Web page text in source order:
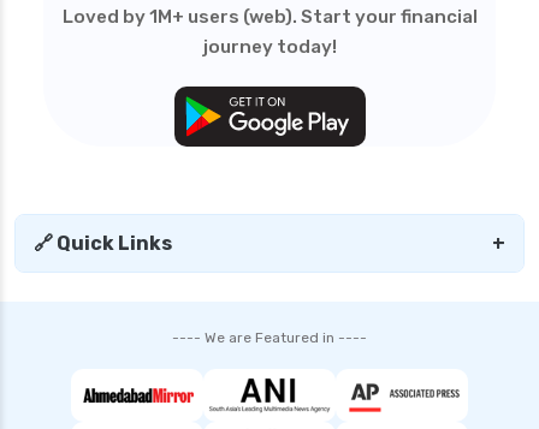
Loved by 1M+ users (web). Start your financial
journey today!
🔗 Quick Links +
---- We are Featured in ----